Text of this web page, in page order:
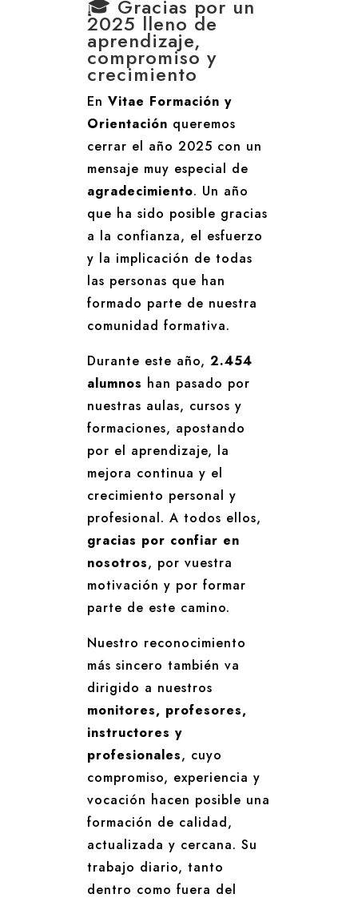
🎓 Gracias por un
2025 lleno de
aprendizaje,
compromiso y
crecimiento
EnVitae Formación y
Orientación queremos
cerrar el año 2025 con un
mensaje muy especial de
agradecimiento. Un año
que ha sido posible gracias
a la confianza, el esfuerzo
y la implicación de todas
las personas que han
formado parte de nuestra
comunidad formativa.
Durante este año,2.454
alumnos han pasado por
nuestras aulas, cursos y
formaciones, apostando
por el aprendizaje, la
mejora continua y el
crecimiento personal y
profesional. A todos ellos,
gracias por confiar en
nosotros, por vuestra
motivación y por formar
parte de este camino.
Nuestro reconocimiento
más sincero también va
dirigido a nuestros
monitores, profesores,
instructores y
profesionales, cuyo
compromiso, experiencia y
vocación hacen posible una
formación de calidad,
actualizada y cercana. Su
trabajo diario, tanto
dentro como fuera del